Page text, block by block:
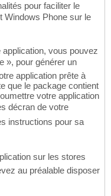
pour faciliter le
Windows Phone sur le
vous pouvez
», pour générer un
application prête à
que le package contient
votre application
décran de votre
instructions pour sa
sur les stores
au préalable disposer